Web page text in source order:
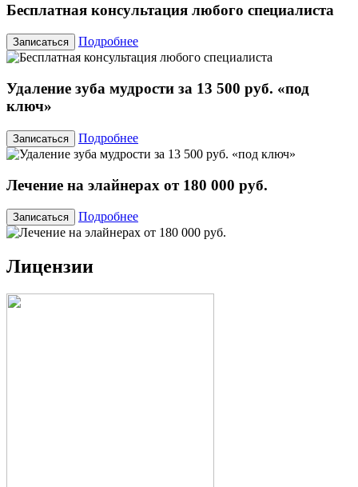
Бесплатная консультация любого специалиста
Записаться Подробнее
Удаление зуба мудрости за 13 500 руб. «под
ключ»
Записаться Подробнее
Лечение на элайнерах от 180 000 руб.
Записаться Подробнее
Лицензии